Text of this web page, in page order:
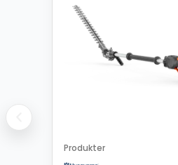
Produkter